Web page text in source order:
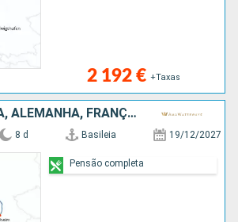
2 192 € +Taxas
SUÍÇO, HOLANDA, ALEMANHA, FRANÇA, REPÚBLICA DOMINICANA
8 d Basileia 19/12/2027
Pensão completa